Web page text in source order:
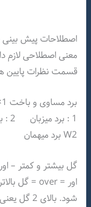
اصطلاحات پیش بینی
معنی اصطلاحی لازم
قسمت نظرات پایین
برد مساوی و باخت 1×2
W2 برد میهمان
گل بیشتر و کمتر –